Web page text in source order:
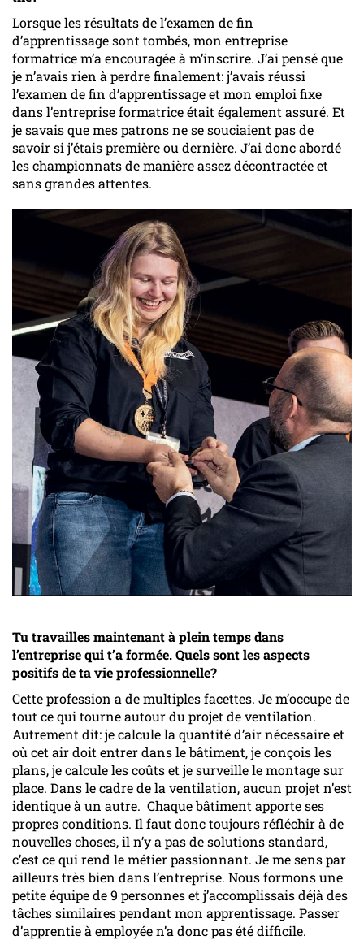
Lorsque les résultats de l’examen de fin
d’apprentissage sont tombés, mon entreprise
formatrice m’a encouragée à m’inscrire. J’ai pensé que
je n’avais rien à perdre finalement: j’avais réussi
l’examen de fin d’apprentissage et mon emploi fixe
dans l’entreprise formatrice était également assuré. Et
je savais que mes patrons ne se souciaient pas de
savoir si j’étais première ou dernière. J’ai donc abordé
les championnats de manière assez décontractée et
sans grandes attentes.
Tu travailles maintenant à plein temps dans
l’entreprise qui t’a formée. Quels sont les aspects
positifs de ta vie professionnelle?
Cette profession a de multiples facettes. Je m’occupe de
tout ce qui tourne autour du projet de ventilation.
Autrement dit: je calcule la quantité d’air nécessaire et
où cet air doit entrer dans le bâtiment, je conçois les
plans, je calcule les coûts et je surveille le montage sur
place. Dans le cadre de la ventilation, aucun projet n’est
identique à un autre. Chaque bâtiment apporte ses
propres conditions. Il faut donc toujours réfléchir à de
nouvelles choses, il n’y a pas de solutions standard,
c’est ce qui rend le métier passionnant. Je me sens par
ailleurs très bien dans l’entreprise. Nous formons une
petite équipe de 9 personnes et j’accomplissais déjà des
tâches similaires pendant mon apprentissage. Passer
d’apprentie à employée n’a donc pas été difficile.